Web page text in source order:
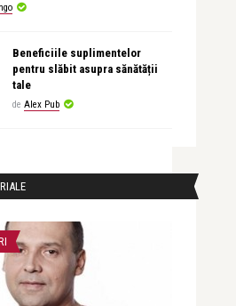
Beneficiile suplimentelor
pentru slăbit asupra sănătății
tale
de Alex Pub